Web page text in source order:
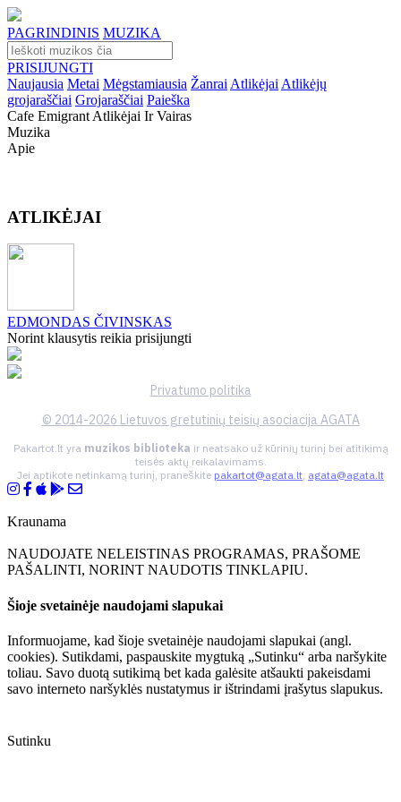
PAGRINDINIS MUZIKA
PRISIJUNGTI
Naujausia Metai Mėgstamiausia Žanrai Atlikėjai Atlikėjų
grojaraščiai Grojaraščiai Paieška
Cafe Emigrant Atlikėjai Ir Vairas
Muzika
Apie
ATLIKĖJAI
EDMONDAS ČIVINSKAS
Norint klausytis reikia prisijungti
Privatumo politika
© 2014-2026 Lietuvos gretutinių teisių asociacija AGATA
Pakartot.lt yra muzikos biblioteka ir neatsako už kūrinių turinį bei atitikimą
teisės aktų reikalavimams.
Jei aptikote netinkamą turinį, praneškite pakartot@agata.lt, agata@agata.lt
Kraunama
NAUDOJATE NELEISTINAS PROGRAMAS, PRAŠOME
PAŠALINTI, NORINT NAUDOTIS TINKLAPIU.
Šioje svetainėje naudojami slapukai
Informuojame, kad šioje svetainėje naudojami slapukai (angl.
cookies). Sutikdami, paspauskite mygtuką „Sutinku“ arba naršykite
toliau. Savo duotą sutikimą bet kada galėsite atšaukti pakeisdami
savo interneto naršyklės nustatymus ir ištrindami įrašytus slapukus.
Sutinku